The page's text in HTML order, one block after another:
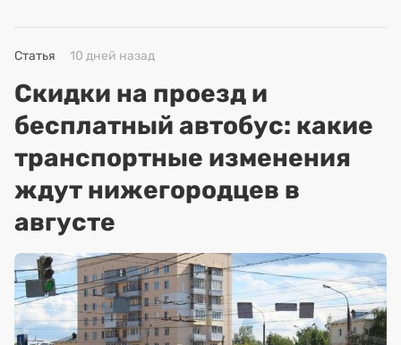
Статья 10 дней назад
Скидки на проезд и
бесплатный автобус: какие
транспортные изменения
ждут нижегородцев в
августе